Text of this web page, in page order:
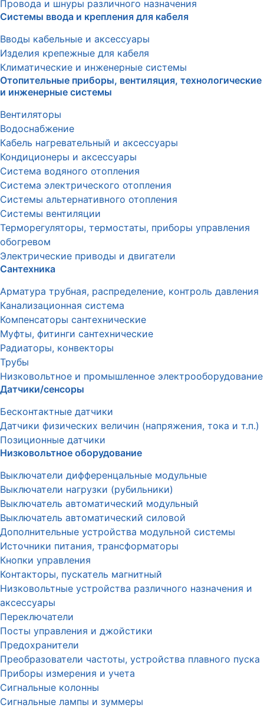
Провода и шнуры различного назначения
Системы ввода и крепления для кабеля
Вводы кабельные и аксессуары
Изделия крепежные для кабеля
Климатические и инженерные системы
Отопительные приборы, вентиляция, технологические
и инженерные системы
Вентиляторы
Водоснабжение
Кабель нагревательный и аксессуары
Кондиционеры и аксессуары
Система водяного отопления
Система электрического отопления
Системы альтернативного отопления
Системы вентиляции
Терморегуляторы, термостаты, приборы управления
обогревом
Электрические приводы и двигатели
Сантехника
Арматура трубная, распределение, контроль давления
Канализационная система
Компенсаторы сантехнические
Муфты, фитинги сантехнические
Радиаторы, конвекторы
Трубы
Низковольтное и промышленное электрооборудование
Датчики/сенсоры
Бесконтактные датчики
Датчики физических величин (напряжения, тока и т.п.)
Позиционные датчики
Низковольтное оборудование
Выключатели дифференцальные модульные
Выключатели нагрузки (рубильники)
Выключатель автоматический модульный
Выключатель автоматический силовой
Дополнительные устройства модульной системы
Источники питания, трансформаторы
Кнопки управления
Контакторы, пускатель магнитный
Низковольтные устройства различного назначения и
аксессуары
Переключатели
Посты управления и джойстики
Предохранители
Преобразователи частоты, устройства плавного пуска
Приборы измерения и учета
Сигнальные колонны
Сигнальные лампы и зуммеры